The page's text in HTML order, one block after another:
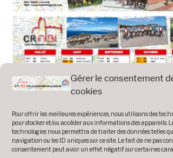
Gérer le consentement
cookies
Pour offrir les meilleures expériences, nous utilisons des
pour stocker et/ou accéder aux informations des appareils.
technologies nous permettra de traiter des données telles
navigation ou les ID uniques sur ce site. Le fait de ne pas
consentement peut avoir un effet négatif sur certaines